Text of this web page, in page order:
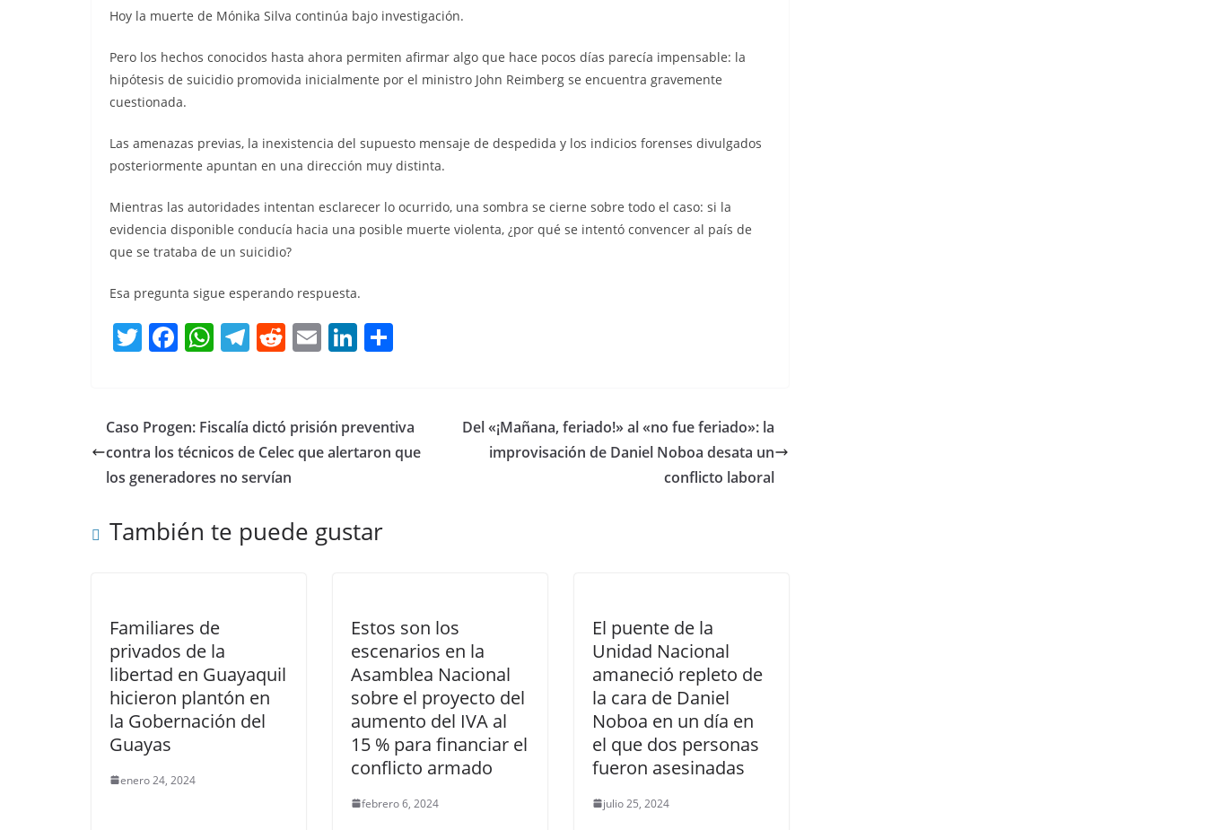
Hoy la muerte de Mónika Silva continúa bajo investigación.
Pero los hechos conocidos hasta ahora permiten afirmar algo que hace pocos días parecía impensable: la
hipótesis de suicidio promovida inicialmente por el ministro John Reimberg se encuentra gravemente
cuestionada.
Las amenazas previas, la inexistencia del supuesto mensaje de despedida y los indicios forenses divulgados
posteriormente apuntan en una dirección muy distinta.
Mientras las autoridades intentan esclarecer lo ocurrido, una sombra se cierne sobre todo el caso: si la
evidencia disponible conducía hacia una posible muerte violenta, ¿por qué se intentó convencer al país de
que se trataba de un suicidio?
Esa pregunta sigue esperando respuesta.
T
w
er
F
a
e
b
o
k
W
h
s
A
p
T
el
gr
a
m
R
e
di
t
E
m
l
Li
n
e
dI
p
ar
Caso Progen: Fiscalía dictó prisión preventiva
contra los técnicos de Celec que alertaron que
los generadores no servían
Del «¡Mañana, feriado!» al «no fue feriado»: la
improvisación de Daniel Noboa desata un
conflicto laboral
También te puede gustar
Familiares de
privados de la
libertad en Guayaquil
hicieron plantón en
la Gobernación del
Guayas
enero 24, 2024
Estos son los
escenarios en la
Asamblea Nacional
sobre el proyecto del
aumento del IVA al
15 % para financiar el
conflicto armado
febrero 6, 2024
El puente de la
Unidad Nacional
amaneció repleto de
la cara de Daniel
Noboa en un día en
el que dos personas
fueron asesinadas
julio 25, 2024